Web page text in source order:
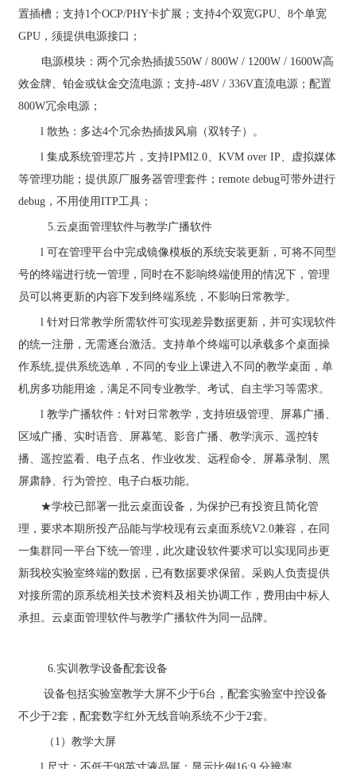
置插槽；支持1个OCP/PHY卡扩展；支持4个双宽GPU、8个单宽
GPU ，须提供电源接口；
电源模块：两个冗余热插拔550W / 800W / 1200W / 1600W高
效金牌、铂金或钛金交流电源；支持-48V / 336V直流电源；配置
800W冗余电源；
l散热：多达4个冗余热插拔风扇（双转子）。
l集成系统管理芯片，支持IPMI2.0、KVM over IP、虚拟媒体
等管理功能；提供原厂服务器管理套件；remote debug可带外进行
debug ，不用使用ITP工具；
5.云桌面管理软件与教学广播软件
l可在管理平台中完成镜像模板的系统安装更新，可将不同型
号的终端进行统一管理，同时在不影响终端使用的情况下，管理
员可以将更新的内容下发到终端系统，不影响日常教学。
l针对日常教学所需软件可实现差异数据更新，并可实现软件
的统一注册，无需逐台激活。支持单个终端可以承载多个桌面操
作系统,提供系统选单，不同的专业上课进入不同的教学桌面，单
机房多功能用途，满足不同专业教学、考试、自主学习等需求。
l教学广播软件：针对日常教学，支持班级管理、屏幕广播、
区域广播、实时语音、屏幕笔、影音广播、教学演示、遥控转
播、遥控监看、电子点名、作业收发、远程命令、屏幕录制、黑
屏肃静、行为管控、电子白板功能。
★学校已部署一批云桌面设备，为保护已有投资且简化管
理，要求本期所投产品能与学校现有云桌面系统V2.0兼容，在同
一集群同一平台下统一管理，此次建设软件要求可以实现同步更
新我校实验室终端的数据，已有数据要求保留。采购人负责提供
对接所需的原系统相关技术资料及相关协调工作，费用由中标人
承担。云桌面管理软件与教学广播软件为同一品牌。
6.实训教学设备配套设备
设备包括实验室教学大屏不少于6台 ，配套实验室中控设备
不少于2套 ，配套数字红外无线音响系统不少于2套。
（1）教学大屏